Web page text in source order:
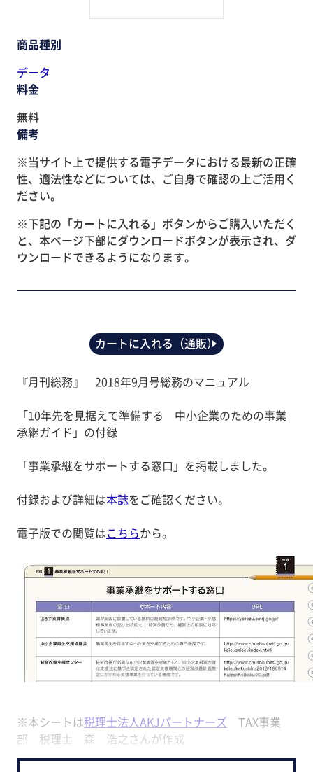
商品種別
データ
料金
無料
備考
※当サイト上で提供する電子データにおける最新の正確
性、適法性などについては、ご自身で確認の上ご活用く
ださい。
※下記の「カートに入れる」ボタンからご購入いただく
と、本ページ下部にダウンロードボタンが表示され、ダ
ウンロードできるようになります。
カートに入れる（通販）
『月刊総務』 2018年9月号総務のマニュアル
「10年先を見据えて準備する 中小企業のための事業
承継ガイド」の付録
「事業承継をサポートする窓口」を掲載しました。
付録および詳細は本誌をご確認ください。
電子版での閲覧はこちらから。
※本シートは税理士法人AKJパートナーズ TAX事業
部 税理士 森 浩之さんが作成